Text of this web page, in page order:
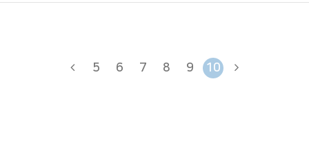
5 6 7 8 9 10